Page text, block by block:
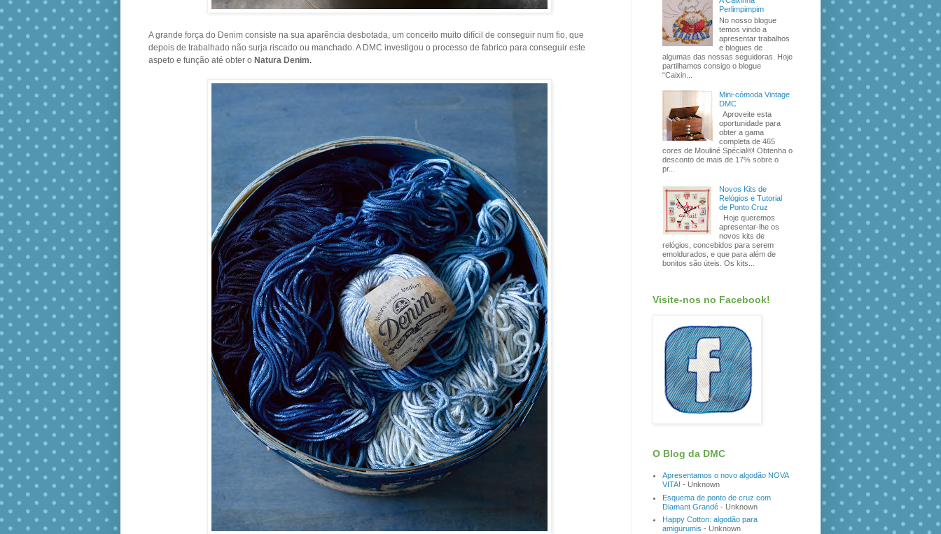
A grande força do Denim consiste na sua aparência desbotada, um conceito muito difícil de conseguir num fio, que
depois de trabalhado não surja riscado ou manchado. A DMC investigou o processo de fabrico para conseguir este
aspeto e função até obter o Natura Denim.
Perlimpimpim
No nosso blogue
temos vindo a
apresentar trabalhos
e blogues de
algumas das nossas seguidoras. Hoje
partilhamos consigo o blogue
“Caixin...
Mini-cómoda Vintage
DMC
Aproveite esta
oportunidade para
obter a gama
completa de 465
cores de Mouliné Spécial®! Obtenha o
desconto de mais de 17% sobre o
pr...
Novos Kits de
Relógios e Tutorial
de Ponto Cruz
Hoje queremos
apresentar-lhe os
novos kits de
relógios, concebidos para serem
emoldurados, e que para além de
bonitos são úteis. Os kits...
Visite-nos no Facebook!
O Blog da DMC
Apresentamos o novo algodão NOVA
VITA! - Unknown
Esquema de ponto de cruz com
Diamant Grandé- Unknown
Happy Cotton: algodão para
amigurumis - Unknown